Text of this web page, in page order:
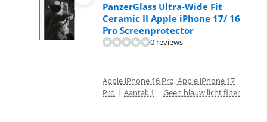
PanzerGlass Ultra-Wide Fit
Ceramic II Apple iPhone 17/ 16
Pro Screenprotector
0 reviews
Apple iPhone 16 Pro, Apple iPhone 17
Pro | Aantal: 1 | Geen blauw licht filter